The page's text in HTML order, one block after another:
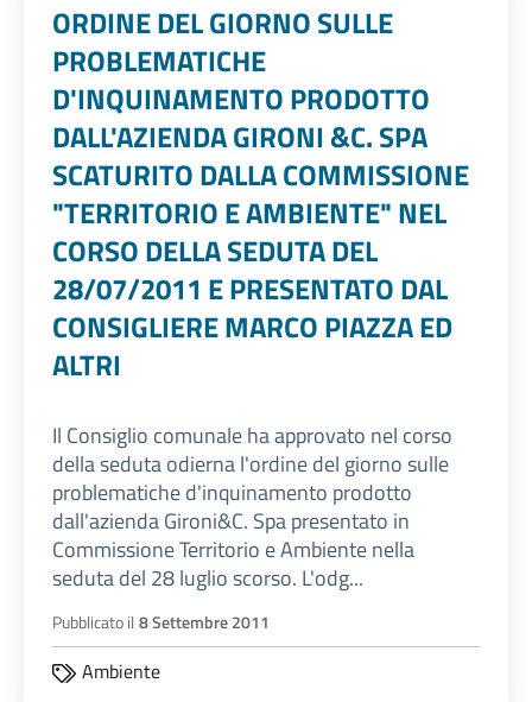
ORDINE DEL GIORNO SULLE
PROBLEMATICHE
D'INQUINAMENTO PRODOTTO
DALL'AZIENDA GIRONI &C. SPA
SCATURITO DALLA COMMISSIONE
"TERRITORIO E AMBIENTE" NEL
CORSO DELLA SEDUTA DEL
28/07/2011 E PRESENTATO DAL
CONSIGLIERE MARCO PIAZZA ED
ALTRI
Il Consiglio comunale ha approvato nel corso
della seduta odierna l'ordine del giorno sulle
problematiche d'inquinamento prodotto
dall'azienda Gironi&C. Spa presentato in
Commissione Territorio e Ambiente nella
seduta del 28 luglio scorso. L'odg...
Pubblicato il 8 Settembre 2011
Ambiente